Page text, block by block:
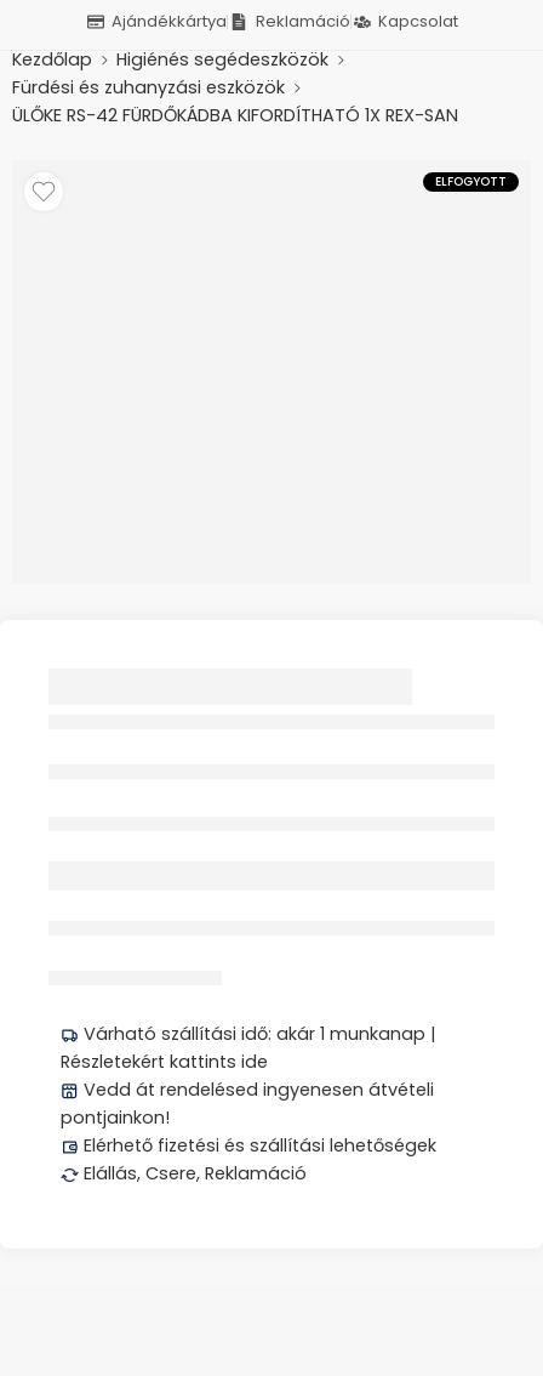
Ajándékkártya Reklamáció Kapcsolat
Kezdőlap
Higiénés segédeszközök
Fürdési és zuhanyzási eszközök
ÜLŐKE RS-42 FÜRDŐKÁDBA KIFORDÍTHATÓ 1X REX-SAN
ELFOGYOTT
Várható szállítási idő: akár 1 munkanap |
Részletekért kattints ide
Vedd át rendelésed ingyenesen átvételi
pontjainkon!
Elérhető fizetési és szállítási lehetőségek
Elállás, Csere, Reklamáció